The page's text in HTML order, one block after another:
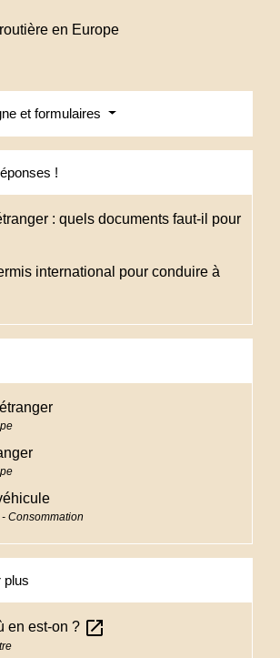
en Europe
et formulaires
!
: quels documents faut-il pour
international pour conduire à
Consommation
plus
en est-on ? open_in_new